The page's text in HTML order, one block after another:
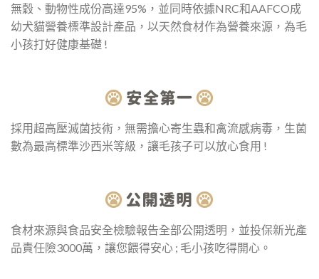
無穀、動物性成份高達95%，並同時依據NRC和AAFCO成
幼犬貓營養標準設計產品，以天然食材作為營養來源，為毛
小孩打好健康基礎 !
採用超高壓滅菌技術，無需擔心寄生蟲和禽流感病毒，生菌
數為最高標準沙西米等級，讓毛孩子可以放心食用 !
食材來源與食品安全檢驗報告全部公開透明，並投保新光產
品責任險3000萬，讓您餵得安心 ; 毛小孩吃得開心。